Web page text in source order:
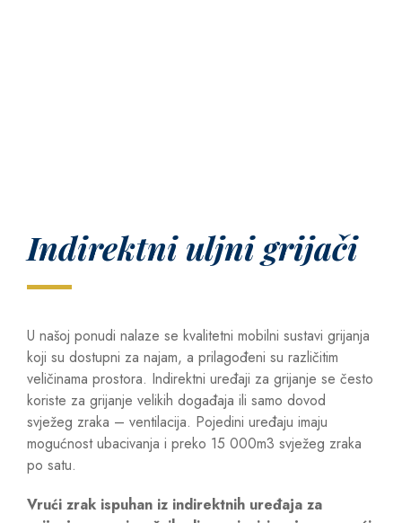
Indirektni uljni grijači
U našoj ponudi nalaze se kvalitetni mobilni sustavi grijanja
koji su dostupni za najam, a prilagođeni su različitim
veličinama prostora. Indirektni uređaji za grijanje se često
koriste za grijanje velikih događaja ili samo dovod
svježeg zraka – ventilacija. Pojedini uređaju imaju
mogućnost ubacivanja i preko 15 000m3 svježeg zraka
po satu.
Vrući zrak ispuhan iz indirektnih uređaja za